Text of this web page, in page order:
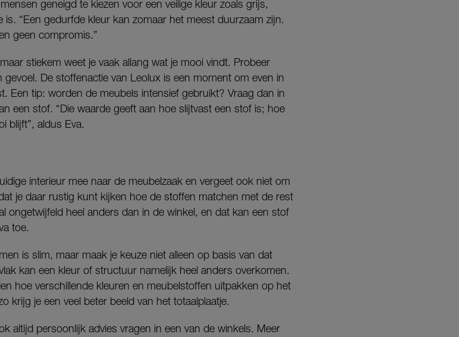
geneigd te kiezen voor een veilige kleur zoals grijs,
is. “Een gedurfde kleur kan zomaar het meest duurzaam zijn.
geen compromis.”
stiekem weet je vaak allang wat je mooi vindt. Probeer
De stoffenactie van Leolux is een moment om even in
Een tip: worden de meubels intensief gebruikt? Vraag dan in
een stof. “Die waarde geeft aan hoe slijtvast een stof is; hoe
blijft”, aldus Eva.
interieur mee naar de meubelzaak en vergeet ook niet om
je daar rustig kunt kijken hoe de stoffen matchen met de rest
ongetwijfeld heel anders dan in de winkel, en dat kan een stof
toe.
is slim, maar maak je keuze niet alleen op basis van dat
kan een kleur of structuur namelijk heel anders overkomen.
hoe verschillende kleuren en meubelstoffen uitpakken op het
krijg je een veel beter beeld van het totaalplaatje.
altijd persoonlijk advies vragen in een van de winkels. Meer